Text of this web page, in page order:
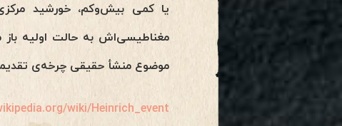
یا کمی بیش‌وکم، خورشید
مغناطیسی‌اش به حالت اولیه
موضوع منشأ حقیقی چرخه‌ی تقدیمی ۲۵۷۷۲ ساله است، و چرخه‌ی ۱۲ هزار ساله‌ی رویدادِ
wiki/Heinrich_event